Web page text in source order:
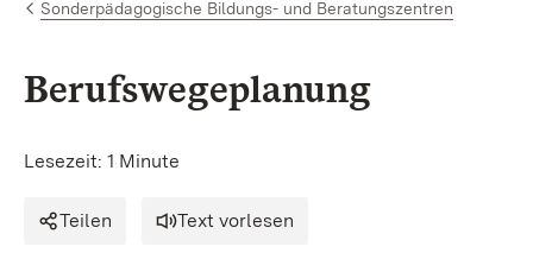
Sonderpädagogische Bildungs- und Beratungszentren
Berufswegeplanung
Lesezeit: 1 Minute
Teilen Text vorlesen